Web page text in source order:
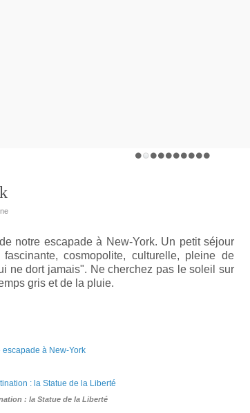
notre escapade à New-York. Un petit séjour
fascinante, cosmopolite, culturelle, pleine de
ne dort jamais". Ne cherchez pas le soleil sur
gris et de la pluie.
: la Statue de la Liberté